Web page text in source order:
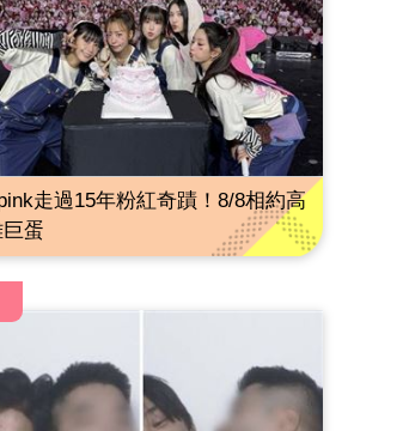
走過15年粉紅奇蹟！8/8相約高
蛋